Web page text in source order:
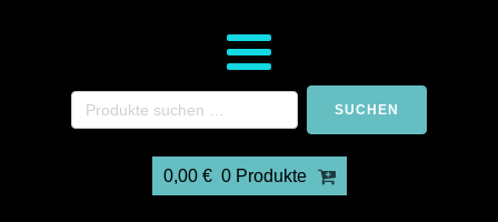
SUCHEN
0,00 € 0 Produkte